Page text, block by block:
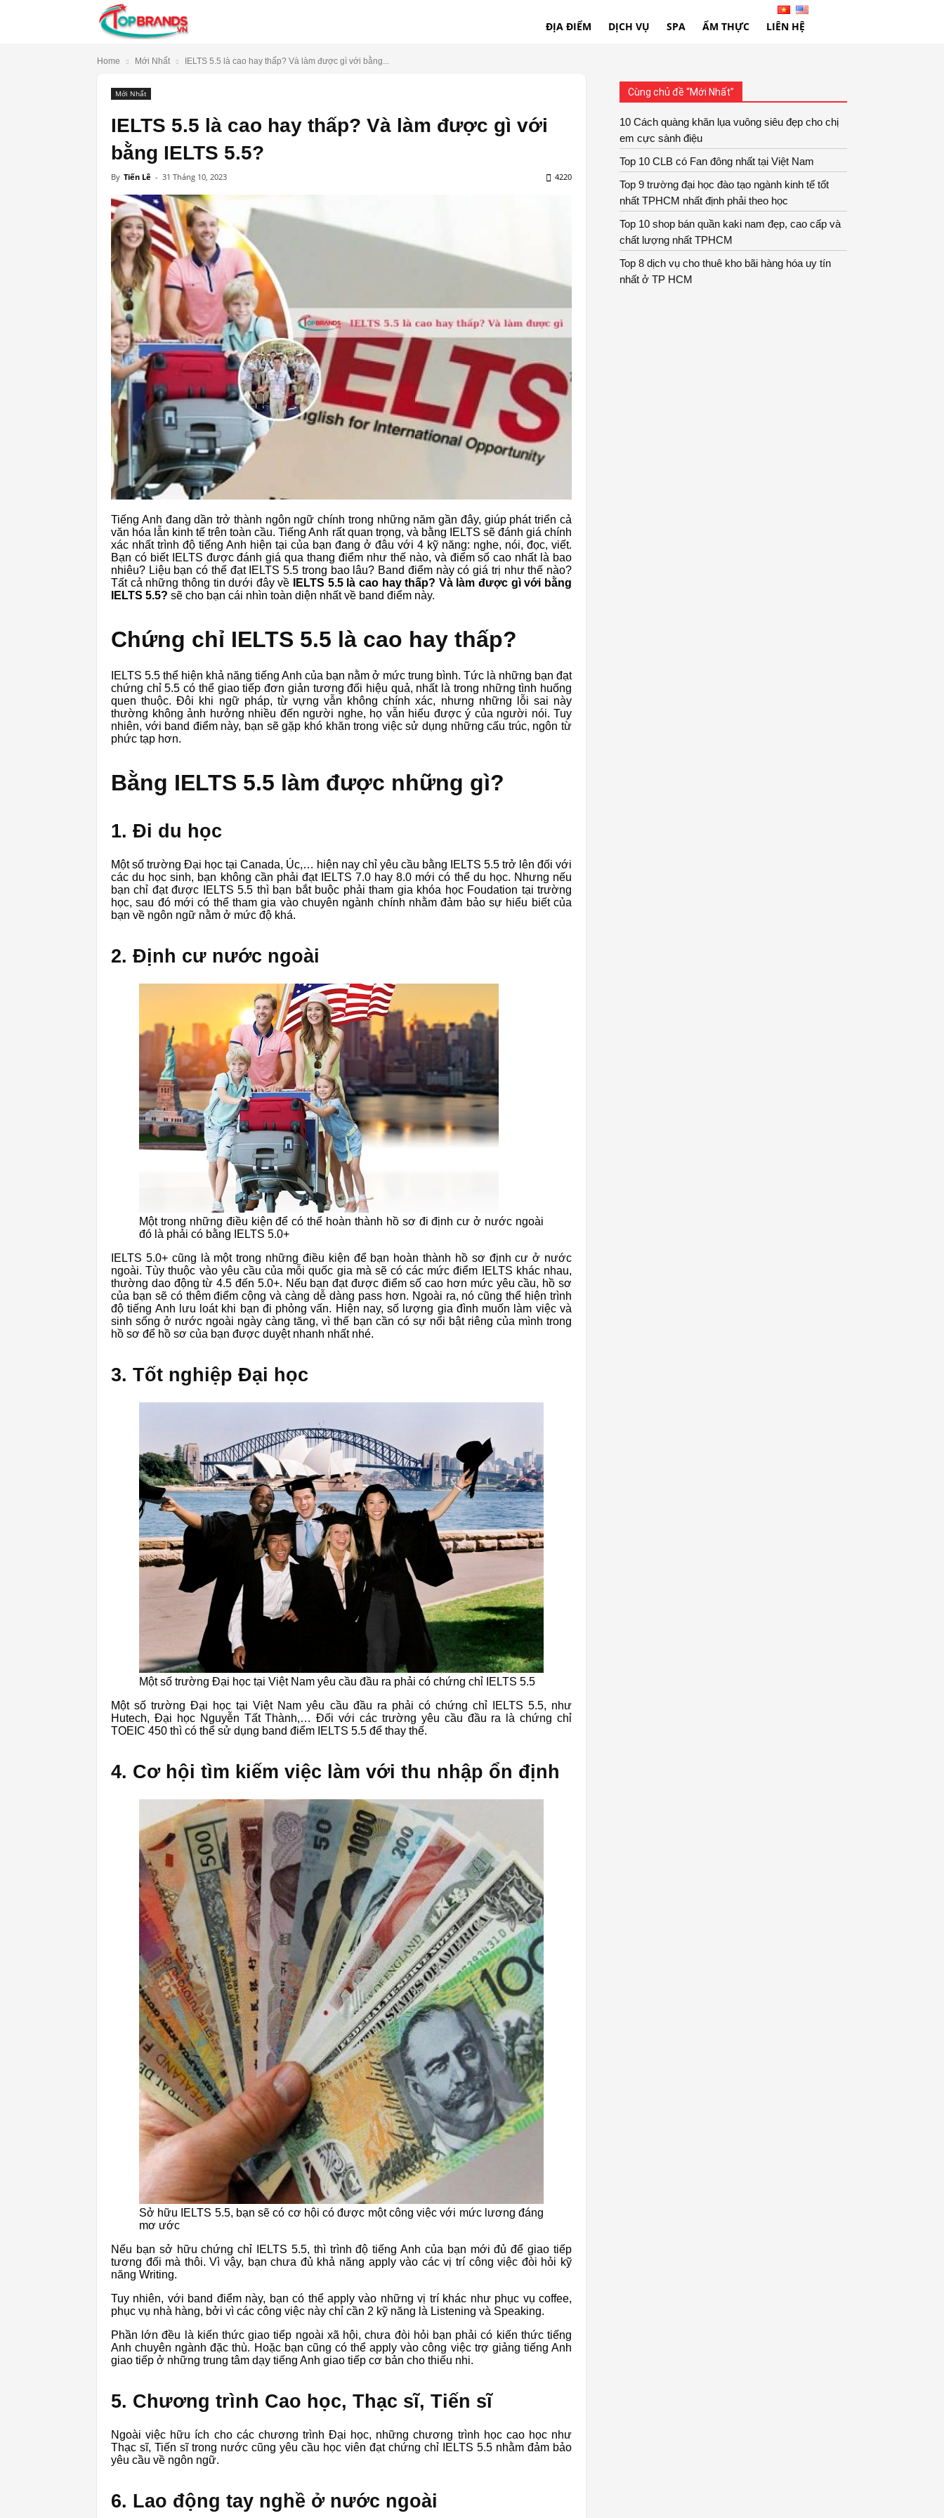
ĐỊA ĐIỂM DỊCH VỤ SPA ẨM THỰC LIÊN HỆ
Home Mới Nhất IELTS 5.5 là cao hay thấp? Và làm được gì với bằng...
Mới Nhất
IELTS 5.5 là cao hay thấp? Và làm được gì với
bằng IELTS 5.5?
By Tiến Lê - 31 Tháng 10, 2023 4220
Tiếng Anh đang dần trở thành ngôn ngữ chính trong những năm gần đây, giúp phát triển cả
văn hóa lẫn kinh tế trên toàn cầu. Tiếng Anh rất quan trọng, và bằng IELTS sẽ đánh giá chính
xác nhất trình độ tiếng Anh hiện tại của bạn đang ở đâu với 4 kỹ năng: nghe, nói, đọc, viết.
Bạn có biết IELTS được đánh giá qua thang điểm như thế nào, và điểm số cao nhất là bao
nhiêu? Liệu bạn có thể đạt IELTS 5.5 trong bao lâu? Band điểm này có giá trị như thế nào?
Tất cả những thông tin dưới đây về
IELTS 5.5 là cao hay thấp? Và làm được gì với bằng
IELTS 5.5? sẽ cho bạn cái nhìn toàn diện nhất về band điểm này.
Chứng chỉ IELTS 5.5 là cao hay thấp?
IELTS 5.5 thể hiện khả năng tiếng Anh của bạn nằm ở mức trung bình. Tức là những bạn đạt
chứng chỉ 5.5 có thể giao tiếp đơn giản tương đối hiệu quả, nhất là trong những tình huống
quen thuộc. Đôi khi ngữ pháp, từ vựng vẫn không chính xác, nhưng những lỗi sai này
thường không ảnh hưởng nhiều đến người nghe, họ vẫn hiểu được ý của người nói. Tuy
nhiên, với band điểm này, bạn sẽ gặp khó khăn trong việc sử dụng những cấu trúc, ngôn từ
phức tạp hơn.
Bằng IELTS 5.5 làm được những gì?
1. Đi du học
Một số trường Đại học tại Canada, Úc,… hiện nay chỉ yêu cầu bằng IELTS 5.5 trở lên đối với
các du học sinh, bạn không cần phải đạt IELTS 7.0 hay 8.0 mới có thể du học. Nhưng nếu
bạn chỉ đạt được IELTS 5.5 thì bạn bắt buộc phải tham gia khóa học Foudation tại trường
học, sau đó mới có thể tham gia vào chuyên ngành chính nhằm đảm bảo sự hiểu biết của
bạn về ngôn ngữ nằm ở mức độ khá.
2. Định cư nước ngoài
Một trong những điều kiện để có thể hoàn thành hồ sơ đi định cư ở nước ngoài
đó là phải có bằng IELTS 5.0+
IELTS 5.0+ cũng là một trong những điều kiện để bạn hoàn thành hồ sơ định cư ở nước
ngoài. Tùy thuộc vào yêu cầu của mỗi quốc gia mà sẽ có các mức điểm IELTS khác nhau,
thường dao động từ 4.5 đến 5.0+. Nếu bạn đạt được điểm số cao hơn mức yêu cầu, hồ sơ
của bạn sẽ có thêm điểm cộng và càng dễ dàng pass hơn. Ngoài ra, nó cũng thể hiện trình
độ tiếng Anh lưu loát khi bạn đi phỏng vấn. Hiện nay, số lượng gia đình muốn làm việc và
sinh sống ở nước ngoài ngày càng tăng, vì thế bạn cần có sự nổi bật riêng của mình trong
hồ sơ để hồ sơ của bạn được duyệt nhanh nhất nhé.
3. Tốt nghiệp Đại học
Một số trường Đại học tại Việt Nam yêu cầu đầu ra phải có chứng chỉ IELTS 5.5
Một số trường Đại học tại Việt Nam yêu cầu đầu ra phải có chứng chỉ IELTS 5.5, như
Hutech, Đại học Nguyễn Tất Thành,… Đối với các trường yêu cầu đầu ra là chứng chỉ
TOEIC 450 thì có thể sử dụng band điểm IELTS 5.5 để thay thế.
4. Cơ hội tìm kiếm việc làm với thu nhập ổn định
Sở hữu IELTS 5.5, bạn sẽ có cơ hội có được một công việc với mức lương đáng
mơ ước
Nếu bạn sở hữu chứng chỉ IELTS 5.5, thì trình độ tiếng Anh của bạn mới đủ để giao tiếp
tương đối mà thôi. Vì vậy, bạn chưa đủ khả năng apply vào các vị trí công việc đòi hỏi kỹ
năng Writing.
Tuy nhiên, với band điểm này, bạn có thể apply vào những vị trí khác như phục vụ coffee,
phục vụ nhà hàng, bởi vì các công việc này chỉ cần 2 kỹ năng là Listening và Speaking.
Phần lớn đều là kiến thức giao tiếp ngoài xã hội, chưa đòi hỏi bạn phải có kiến thức tiếng
Anh chuyên ngành đặc thù. Hoặc bạn cũng có thể apply vào công việc trợ giảng tiếng Anh
giao tiếp ở những trung tâm dạy tiếng Anh giao tiếp cơ bản cho thiếu nhi.
5. Chương trình Cao học, Thạc sĩ, Tiến sĩ
Ngoài việc hữu ích cho các chương trình Đại học, những chương trình học cao học như
Thạc sĩ, Tiến sĩ trong nước cũng yêu cầu học viên đạt chứng chỉ IELTS 5.5 nhằm đảm bảo
yêu cầu về ngôn ngữ.
6. Lao động tay nghề ở nước ngoài
Cùng chủ đề “Mới Nhất”
10 Cách quàng khăn lụa vuông siêu đẹp cho chị
em cực sành điệu
Top 10 CLB có Fan đông nhất tại Việt Nam
Top 9 trường đại học đào tạo ngành kinh tế tốt
nhất TPHCM nhất định phải theo học
Top 10 shop bán quần kaki nam đẹp, cao cấp và
chất lượng nhất TPHCM
Top 8 dịch vụ cho thuê kho bãi hàng hóa uy tín
nhất ở TP HCM